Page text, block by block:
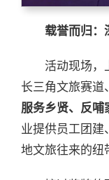
载誉而归：
活动现场，
长三角文旅赛道
服务乡贤、反哺
业提供员工团建
地文旅往来的纽